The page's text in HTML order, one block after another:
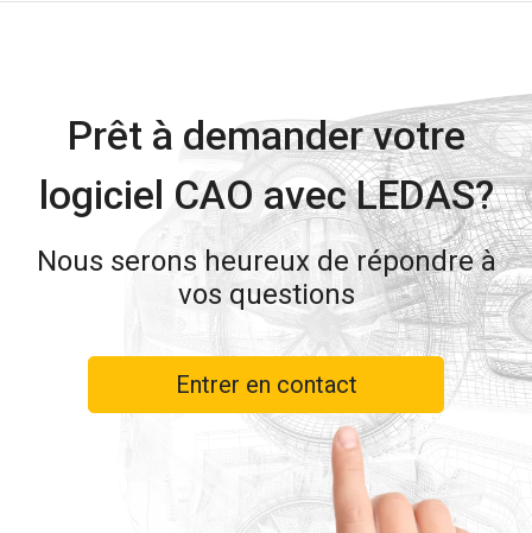
Prêt à demander votre
logiciel CAO avec LEDAS?
Nous serons heureux de répondre à
vos questions
Entrer en contact